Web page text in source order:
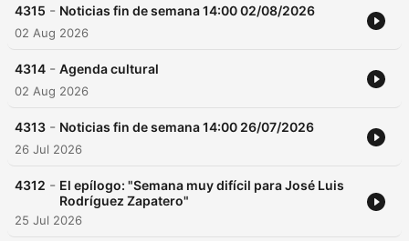
4315 - Noticias fin de semana 14:00 02/08/2026
02 Aug 2026
4314 - Agenda cultural
02 Aug 2026
4313 - Noticias fin de semana 14:00 26/07/2026
26 Jul 2026
4312 - El epílogo: "Semana muy difícil para José Luis
Rodríguez Zapatero"
25 Jul 2026